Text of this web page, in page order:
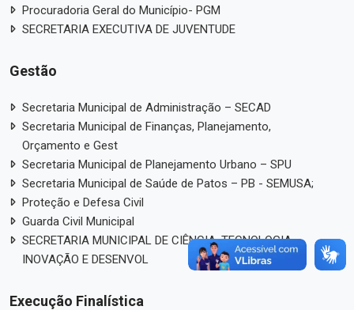
Procuradoria Geral do Município- PGM
SECRETARIA EXECUTIVA DE JUVENTUDE
Gestão
Secretaria Municipal de Administração – SECAD
Secretaria Municipal de Finanças, Planejamento,
Orçamento e Gest
Secretaria Municipal de Planejamento Urbano – SPU
Secretaria Municipal de Saúde de Patos – PB - SEMUSA;
Proteção e Defesa Civil
Guarda Civil Municipal
SECRETARIA MUNICIPAL DE CIÊNCIA, TECNOLOGIA,
INOVAÇÃO E DESENVOL
Execução Finalística